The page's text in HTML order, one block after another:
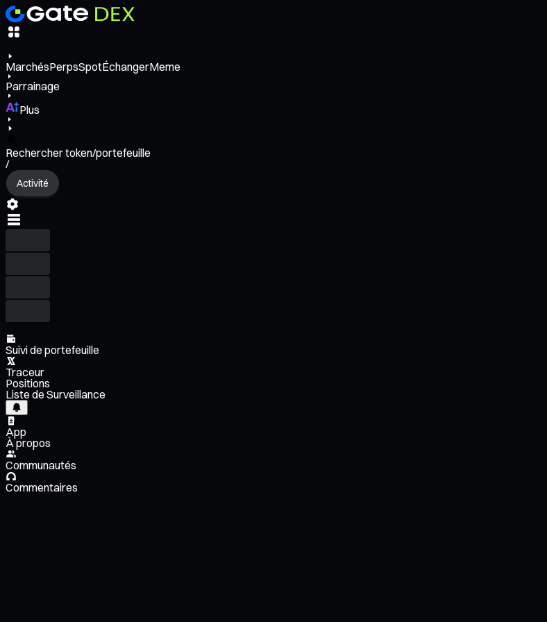
MarchésPerpsSpotÉchangerMeme
Parrainage
Plus
Rechercher token/portefeuille
/
Activité
Suivi de portefeuille
Traceur
Positions
Liste de Surveillance
App
À propos
Communautés
Commentaires